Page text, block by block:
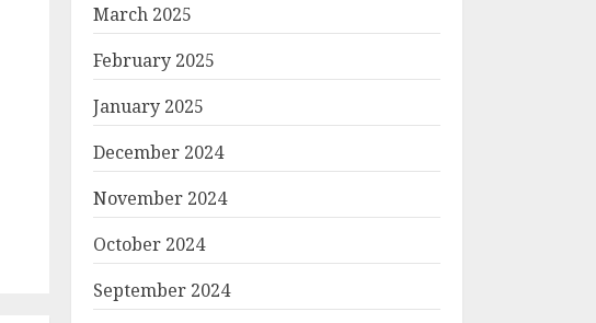
March 2025
February 2025
January 2025
December 2024
November 2024
October 2024
September 2024